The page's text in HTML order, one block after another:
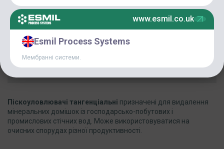
Піскоуловлювачі тангенціальні призначені для видалення
мінеральних домішок із господарсько-побутових і
промислових стічних вод. Може використовуватися на
очисних спорудах різної продуктивності.
www.esmil.co.uk
Esmil Process Systems
Мембранні системи.